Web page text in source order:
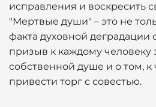
исправления и воскресить
"Мертвые души" – это не
факта духовной деградации
призыв к каждому человеку
собственной душе и о том,
привести торг с совестью.